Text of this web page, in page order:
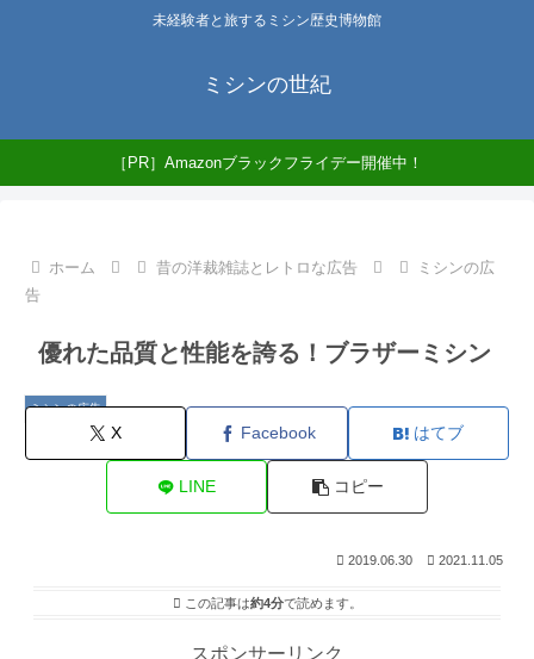
未経験者と旅するミシン歴史博物館
ミシンの世紀
［PR］Amazonブラックフライデー開催中！
ホーム 昔の洋裁雑誌とレトロな広告
ミシンの広
告
優れた品質と性能を誇る！ブラザーミシン
ミシンの広告
X Facebook はてブ
LINE コピー
2019.06.30 2021.11.05
この記事は約4分で読めます。
スポンサーリンク